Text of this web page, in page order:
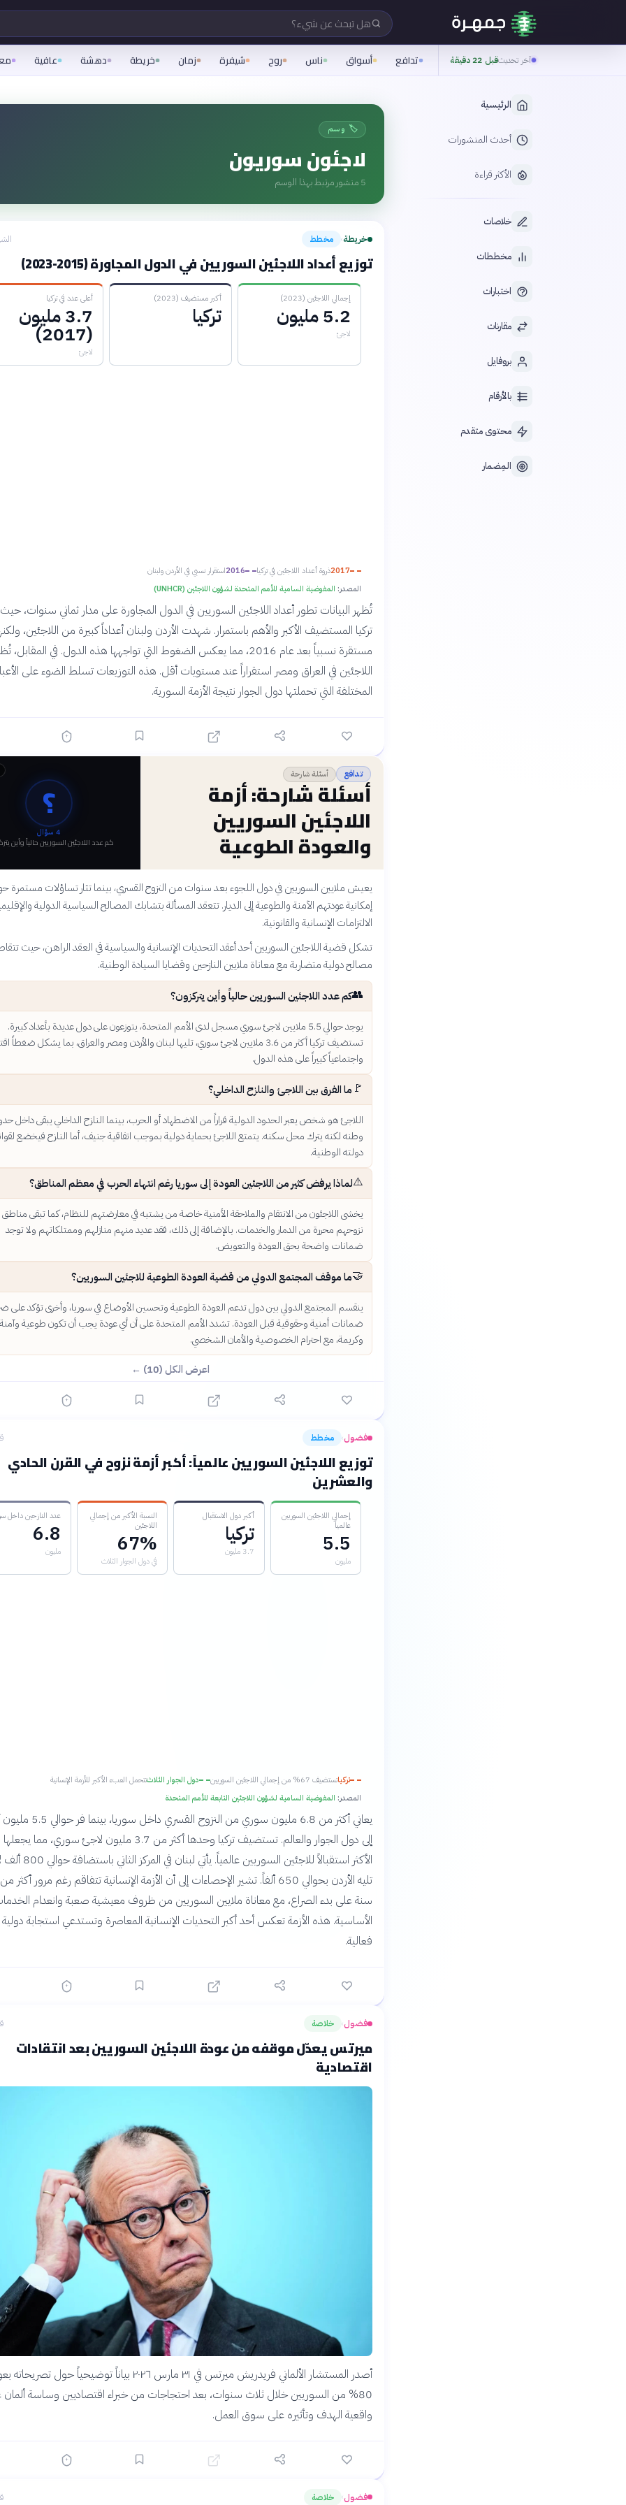
هل تبحث عن شيء؟
آخر تحديثقبل 22 دقيقة تدافع أسواق ناس روح شيفرة زمان خريطة دهشة عافية
الرئيسية
أحدث المنشورات
الأكثر قراءة
خلاصات
مخططات
اختبارات
مقارنات
بروفايل
بالأرقام
محتوى متقدم
المِضمار
🏷️ وسم
لاجئون سوريون
5 منشور مرتبط بهذا الوسم
خريطة› مخطط
توزيع أعداد اللاجئين السوريين في الدول المجاورة (2015-2023)
إجمالي اللاجئين (2023)
5.2 مليون
لاجئ
أكبر مستضيف (2023)
تركيا
أعلى عدد في تركيا
3.7 مليون
(2017)
لاجئ
2017ذروة أعداد اللاجئين في تركيا 2016استقرار نسبي في الأردن ولبنان
المصدر: المفوضية السامية للأمم المتحدة لشؤون اللاجئين (UNHCR)
تُظهر البيانات تطور أعداد اللاجئين السوريين في الدول المجاورة على مدار ثماني سنوات،
تركيا المستضيف الأكبر والأهم باستمرار. شهدت الأردن ولبنان أعداداً كبيرة من اللاجئين،
مستقرة نسبياً بعد عام 2016، مما يعكس الضغوط التي تواجهها هذه الدول. في
اللاجئين في العراق ومصر استقراراً عند مستويات أقل. هذه التوزيعات تسلط الضوء على
المختلفة التي تحملتها دول الجوار نتيجة الأزمة السورية.
تدافع أسئلة شارحة
أسئلة شارحة: أزمة
اللاجئين السوريين
والعودة الطوعية
؟
4سؤال
كم عدد اللاجئين السوريين حالياً وأين
يعيش ملايين السوريين في دول اللجوء بعد سنوات من النزوح القسري، بينما تثار تساؤلات مستمرة
إمكانية عودتهم الآمنة والطوعية إلى الديار. تتعقد المسألة بتشابك المصالح السياسية الدولية
الالتزامات الإنسانية والقانونية.
تشكل قضية اللاجئين السوريين أحد أعقد التحديات الإنسانية والسياسية في العقد الراهن، حيث
مصالح دولية متضاربة مع معاناة ملايين النازحين وقضايا السيادة الوطنية.
👥كم عدد اللاجئين السوريين حالياً وأين يتركزون؟
يوجد حوالي 5.5 ملايين لاجئ سوري مسجل لدى الأمم المتحدة، يتوزعون على دول عديدة بأعداد كبيرة.
تستضيف تركيا أكثر من 3.6 ملايين لاجئ سوري، تليها لبنان والأردن ومصر والعراق، بما يشكل ضغطاً
واجتماعياً كبيراً على هذه الدول.
🚩 ما الفرق بين اللاجئ والنازح الداخلي؟
اللاجئ هو شخص يعبر الحدود الدولية فراراً من الاضطهاد أو الحرب، بينما النازح الداخلي يبقى داخل
وطنه لكنه يترك محل سكنه. يتمتع اللاجئ بحماية دولية بموجب اتفاقية جنيف، أما النازح فيخضع
دولته الوطنية.
⚠️لماذا يرفض كثير من اللاجئين العودة إلى سوريا رغم انتهاء الحرب في معظم المناطق؟
يخشى اللاجئون من الانتقام والملاحقة الأمنية خاصة من يشتبه في معارضتهم للنظام، كما تبقى مناطق
نزوحهم محررة من الدمار والخدمات. بالإضافة إلى ذلك، فقد عديد منهم منازلهم وممتلكاتهم ولا توجد
ضمانات واضحة بحق العودة والتعويض.
🤝ما موقف المجتمع الدولي من قضية العودة الطوعية للاجئين السوريين؟
ينقسم المجتمع الدولي بين دول تدعم العودة الطوعية وتحسين الأوضاع في سوريا، وأخرى تؤكد على
ضمانات أمنية وحقوقية قبل العودة. تشدد الأمم المتحدة على أن أي عودة يجب أن تكون طوعية وآمنة
وكريمة، مع احترام الخصوصية والأمان الشخصي.
اعرض الكل (10) ←
فضول› مخطط
توزيع اللاجئين السوريين عالمياً: أكبر أزمة نزوح في القرن الحادي
والعشرين
إجمالي اللاجئين السوريين
عالمياً
5.5
مليون
أكبر دول الاستقبال
تركيا
3.7 مليون
النسبة الأكبر من إجمالي
اللاجئين
67%
في دول الجوار الثلاث
عدد النازحين داخل
6.8
مليون
تركياتستضيف 67% من إجمالي اللاجئين السوريين دول الجوار الثلاثتتحمل العبء الأكبر للأزمة الإنسانية
المصدر: المفوضية السامية لشؤون اللاجئين التابعة للأمم المتحدة
يعاني أكثر من 6.8 مليون سوري من النزوح
إلى دول الجوار والعالم. تستضيف تركيا وحدها أكثر من 3.7 مليون لاجئ سوري،
الأكثر استقبالاً للاجئين السوريين
سنة على بدء الصراع، مع معاناة ملايين السوريين من ظروف معيشية صعبة وانعدام
الأساسية. هذه الأزمة تعكس أحد أكبر التحديات الإنسانية المعاصرة وتستدعي استجابة دولية
فعالية.
فضول› خلاصة
ميرتس يعدّل موقفه من عودة اللاجئين السوريين بعد انتقادات
اقتصادية
أصدر المستشار الألماني فريدريش ميرتس في ٣١ مارس ٢٠٢٦ بياناً توضيحياً حول
80% من السوريين خلال ثلاث سنوات، بعد احتجاجات من خبراء اقتصاديين وساسة
واقعية الهدف وتأثيره على سوق العمل.
فضول› خلاصة